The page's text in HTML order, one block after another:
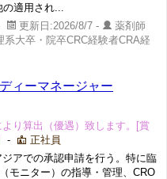
適用され...
更新日:2026/8/7 -
薬剤師
大卒・院卒CRC経験者CRA経
ィーマネージャー
り算出（優遇）致します。[賞
-
正社員
アでの承認申請を行う。特に臨
モニター）の指導・管理、CRO